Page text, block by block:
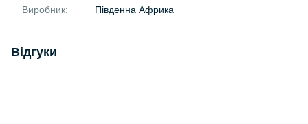
Виробник: Південна Африка
Відгуки